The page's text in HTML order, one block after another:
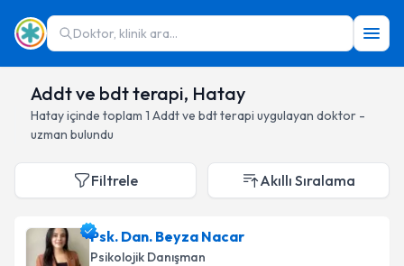
Doktor, klinik ara...
Addt ve bdt terapi, Hatay
Hatayiçinde toplam 1 Addt ve bdt terapi uygulayan doktor -
uzman bulundu
Filtrele Akıllı Sıralama
Psk. Dan. Beyza Nacar
Psikolojik Danışman